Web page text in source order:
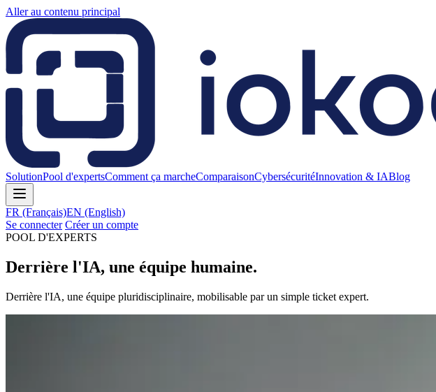
Aller au contenu principal
SolutionPool d'expertsComment ça marcheComparaisonCybersécuritéInnovation & IABlog
FR (Français)EN (English)
Se connecter Créer un compte
POOL D'EXPERTS
Derrière l'IA, une équipe humaine.
Derrière l'IA, une équipe pluridisciplinaire, mobilisable par un simple ticket expert.